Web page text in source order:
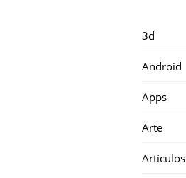
3d
Android
Apps
Arte
Artículos